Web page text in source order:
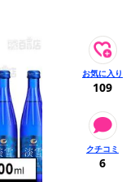
109
6